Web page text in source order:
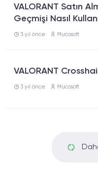
VALORANT Satın
Geçmişi Nasıl
3 yıl önce Mucosoft
VALORANT
3 yıl önce Mucosoft